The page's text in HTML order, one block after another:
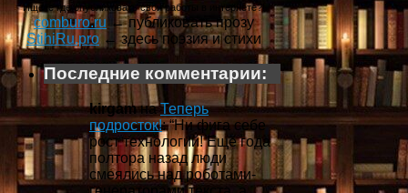
Ищете где опубликовать свои работы в интернете?!
comburo.ru ← публиковать прозу
StihiRu.pro ← здесь поэзия и стихи
Последние комментарии:
kirgamнаТеперь
подросток!: “Ни фига себе
рост технологий! Ещё года
полтора назад люди
смеялись над роботами-